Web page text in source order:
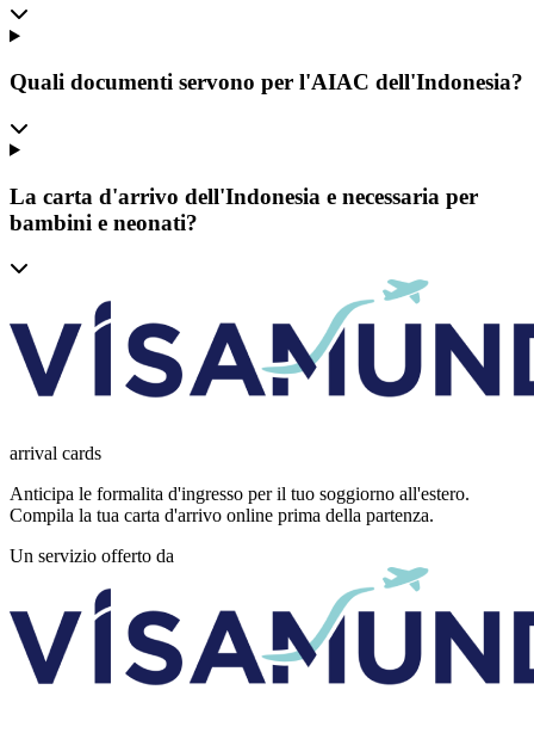
Quali documenti servono per l'AIAC dell'Indonesia?
La carta d'arrivo dell'Indonesia e necessaria per
bambini e neonati?
arrival cards
Anticipa le formalita d'ingresso per il tuo soggiorno all'estero.
Compila la tua carta d'arrivo online prima della partenza.
Un servizio offerto da